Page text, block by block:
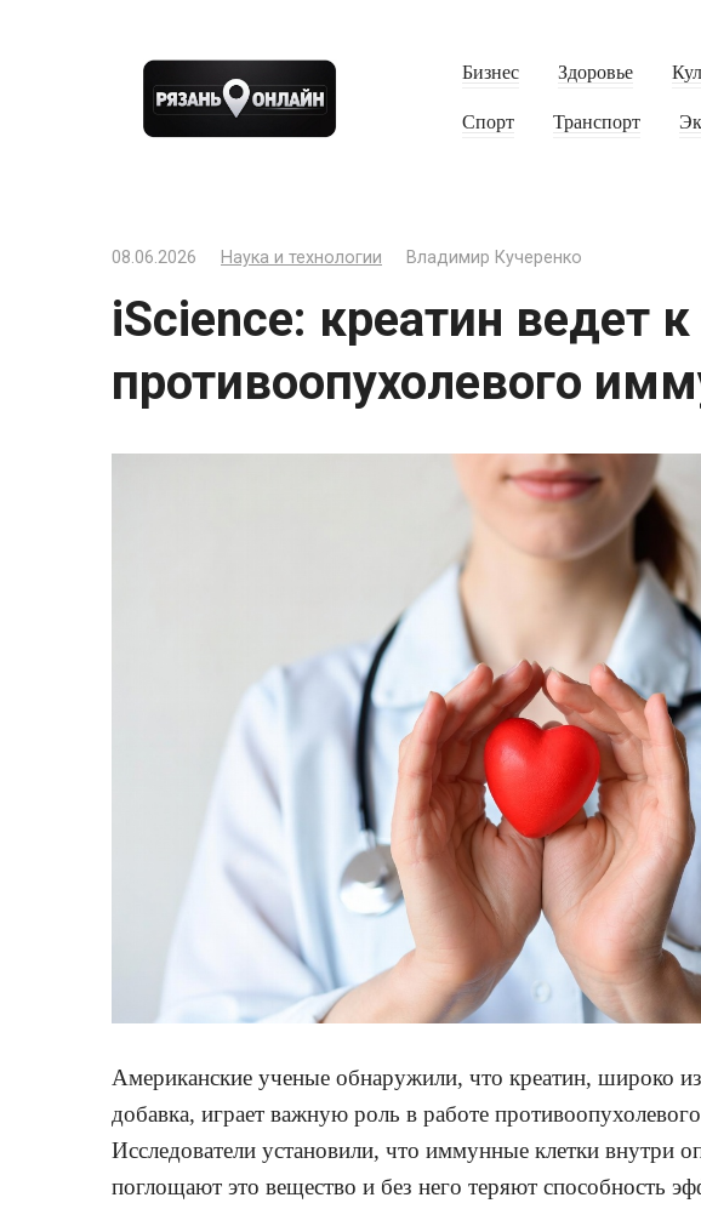
Бизнес Здоровье
Спорт Транспорт
08.06.2026 Наука и технологии Владимир Кучеренко
iScience: креатин ведет
противоопухолевого
Американские ученые обнаружили, что креатин, широко
добавка, играет важную роль в работе
Исследователи установили, что иммунные клетки внутри
поглощают это вещество и без него теряют способность